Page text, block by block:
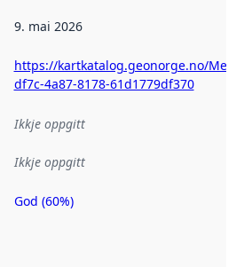
9. mai 2026
https://kartkatalog.geonorge.no/
df7c-4a87-8178-61d1779df370
Ikkje oppgitt
Ikkje oppgitt
Metadatakvalitet
God (60%)